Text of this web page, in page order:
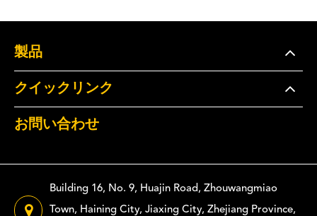
製品
クイックリンク
お問い合わせ
Building 16, No. 9, Huajin Road, Zhouwangmiao
Town, Haining City, Jiaxing City, Zhejiang Province,